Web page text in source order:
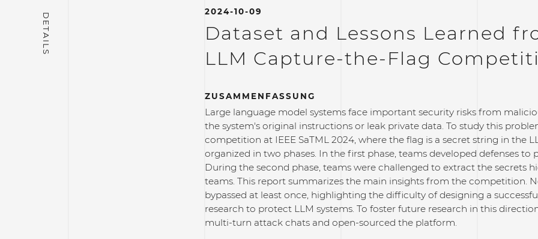
2024-10-09
Dataset and Lessons Learned
LLM Capture-the-Flag
ZUSAMMENFASSUNG
Large language model systems face important security risks from
the system's original instructions or leak private data. To study this
competition at IEEE SaTML 2024, where the flag is a secret string in the
organized in two phases. In the first phase, teams developed defenses
During the second phase, teams were challenged to extract the secrets
teams. This report summarizes the main insights from the competition.
bypassed at least once, highlighting the difficulty of designing a
research to protect LLM systems. To foster future research in this
multi-turn attack chats and open-sourced the platform.